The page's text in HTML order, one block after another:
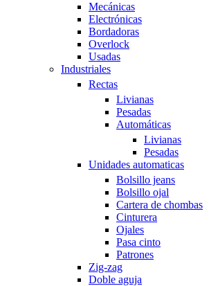
Mecánicas
Electrónicas
Bordadoras
Overlock
Usadas
Industriales
Rectas
Livianas
Pesadas
Automáticas
Livianas
Pesadas
Unidades automaticas
Bolsillo jeans
Bolsillo ojal
Cartera de chombas
Cinturera
Ojales
Pasa cinto
Patrones
Zig-zag
Doble aguja